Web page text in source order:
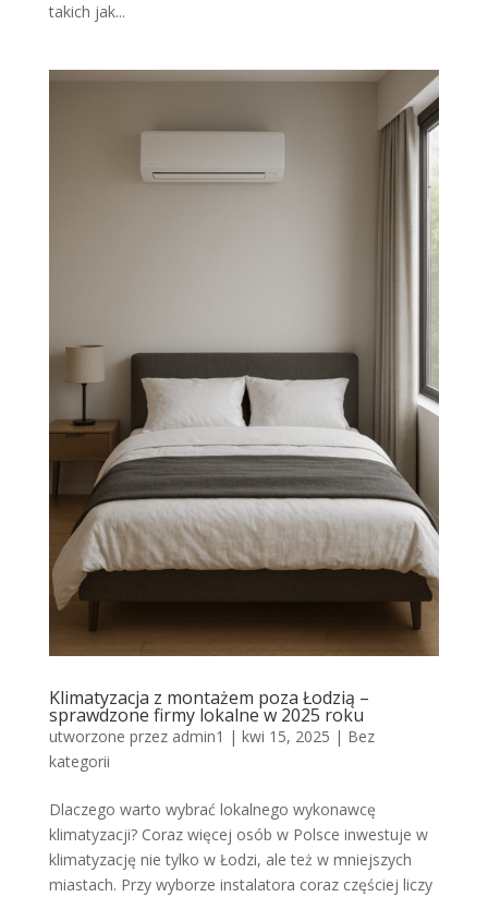
takich jak...
Klimatyzacja z montażem poza Łodzią –
sprawdzone firmy lokalne w 2025 roku
utworzone przez admin1 | kwi 15, 2025 | Bez
kategorii
Dlaczego warto wybrać lokalnego wykonawcę
klimatyzacji? Coraz więcej osób w Polsce inwestuje w
klimatyzację nie tylko w Łodzi, ale też w mniejszych
miastach. Przy wyborze instalatora coraz częściej liczy